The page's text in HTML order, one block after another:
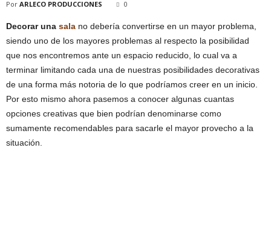
Por ARLECO PRODUCCIONES 0
Decorar una sala no debería convertirse en un mayor problema,
siendo uno de los mayores problemas al respecto la posibilidad
que nos encontremos ante un espacio reducido, lo cual va a
terminar limitando cada una de nuestras posibilidades decorativas
de una forma más notoria de lo que podríamos creer en un inicio.
Por esto mismo ahora pasemos a conocer algunas cuantas
opciones creativas que bien podrían denominarse como
sumamente recomendables para sacarle el mayor provecho a la
situación.